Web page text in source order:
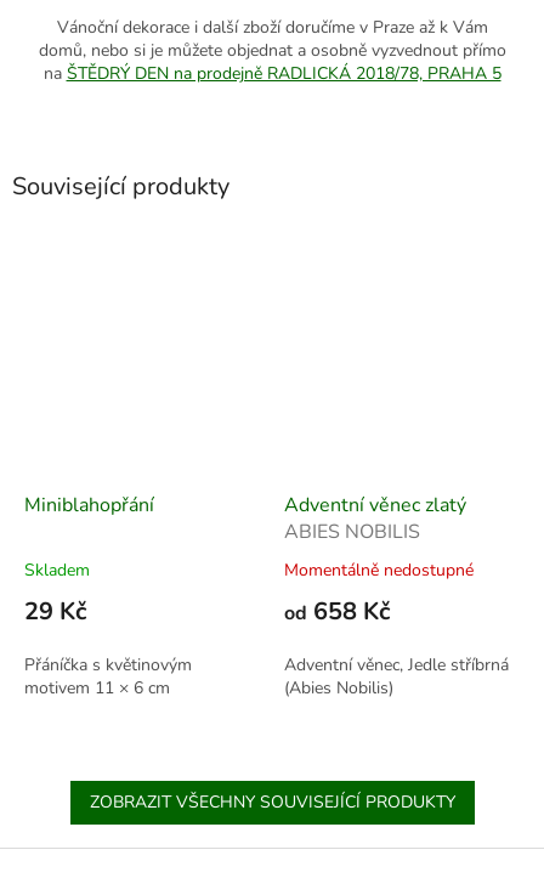
Související produkty
Miniblahopřání
Skladem
29 Kč
Přáníčka s květinovým
motivem 11 × 6 cm
Adventní věnec zlatý
ABIES NOBILIS
Momentálně nedostupné
od 658 Kč
Adventní věnec, Jedle stříbrná
(Abies Nobilis)
ZOBRAZIT VŠECHNY SOUVISEJÍCÍ PRODUKTY
Vánoční dekorace i další zboží doručíme v Praze až k Vám
domů, nebo si je můžete objednat a osobně vyzvednout přímo
na ŠTĚDRÝ DEN na prodejně RADLICKÁ 2018/78, PRAHA 5
Z